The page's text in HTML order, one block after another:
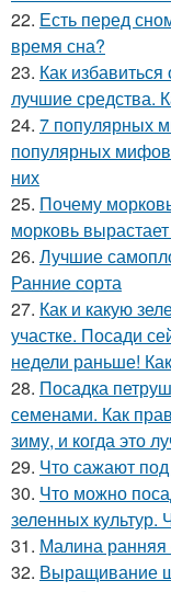
22. Есть перед
время сна?
23. Как
лучшие средства.
24. 7 популярных
популярных
них
25. Почему
морковь
26. Лучшие
Ранние сорта
27. Как и какую
участке. Посади
недели раньше!
28. Посадка
семенами. Как
зиму, и когда это
29. Что сажают
30. Что можно
зеленных культур.
31. Малина
32. Выращивание